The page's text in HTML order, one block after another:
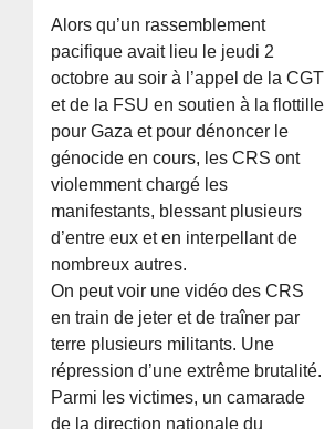
Alors qu’un rassemblement
pacifique avait lieu le jeudi 2
octobre au soir à l’appel de la CGT
et de la FSU en soutien à la flottille
pour Gaza et pour dénoncer le
génocide en cours, les CRS ont
violemment chargé les
manifestants, blessant plusieurs
d’entre eux et en interpellant de
nombreux autres.
On peut voir une vidéo des CRS
en train de jeter et de traîner par
terre plusieurs militants. Une
répression d’une extrême brutalité.
Parmi les victimes, un camarade
de la direction nationale du